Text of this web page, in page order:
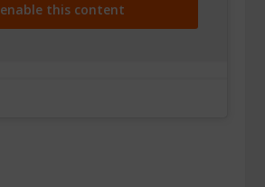
enable this content